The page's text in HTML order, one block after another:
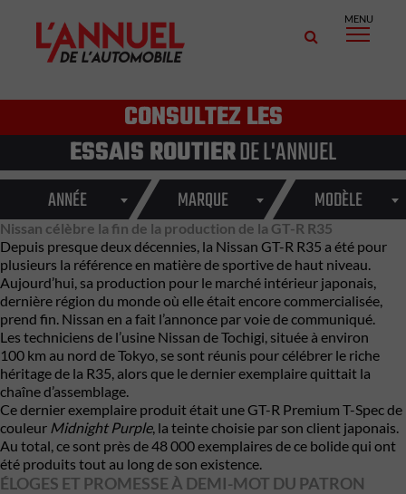
MENU
CONSULTEZ LES
ESSAIS ROUTIERDE L'ANNUEL
ANNÉE MARQUE MODÈLE
Nissan célèbre la fin de la production de la GT-R R35
Depuis presque deux décennies, la Nissan GT-R R35 a été pour
plusieurs la référence en matière de sportive de haut niveau.
Aujourd’hui, sa production pour le marché intérieur japonais,
dernière région du monde où elle était encore commercialisée,
prend fin. Nissan en a fait l’annonce par voie de communiqué.
Les techniciens de l’usine Nissan de Tochigi, située à environ
100 km au nord de Tokyo, se sont réunis pour célébrer le riche
héritage de la R35, alors que le dernier exemplaire quittait la
chaîne d’assemblage.
Ce dernier exemplaire produit était une GT-R Premium T-Spec de
couleur Midnight Purple, la teinte choisie par son client japonais.
Au total, ce sont près de 48 000 exemplaires de ce bolide qui ont
été produits tout au long de son existence.
ÉLOGES ET PROMESSE À DEMI-MOT DU PATRON